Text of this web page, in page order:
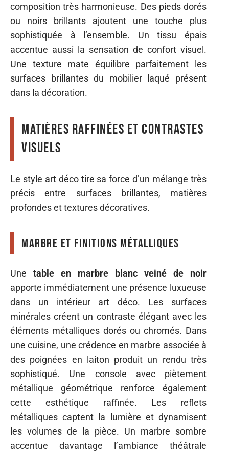
composition très harmonieuse. Des pieds dorés
ou noirs brillants ajoutent une touche plus
sophistiquée à l’ensemble. Un tissu épais
accentue aussi la sensation de confort visuel.
Une texture mate équilibre parfaitement les
surfaces brillantes du mobilier laqué présent
dans la décoration.
Matières raffinées et contrastes
visuels
Le style art déco tire sa force d’un mélange très
précis entre surfaces brillantes, matières
profondes et textures décoratives.
Marbre et finitions métalliques
Une table en marbre blanc veiné de noir
apporte immédiatement une présence luxueuse
dans un intérieur art déco. Les surfaces
minérales créent un contraste élégant avec les
éléments métalliques dorés ou chromés. Dans
une cuisine, une crédence en marbre associée à
des poignées en laiton produit un rendu très
sophistiqué. Une console avec piètement
métallique géométrique renforce également
cette esthétique raffinée. Les reflets
métalliques captent la lumière et dynamisent
les volumes de la pièce. Un marbre sombre
accentue davantage l’ambiance théâtrale